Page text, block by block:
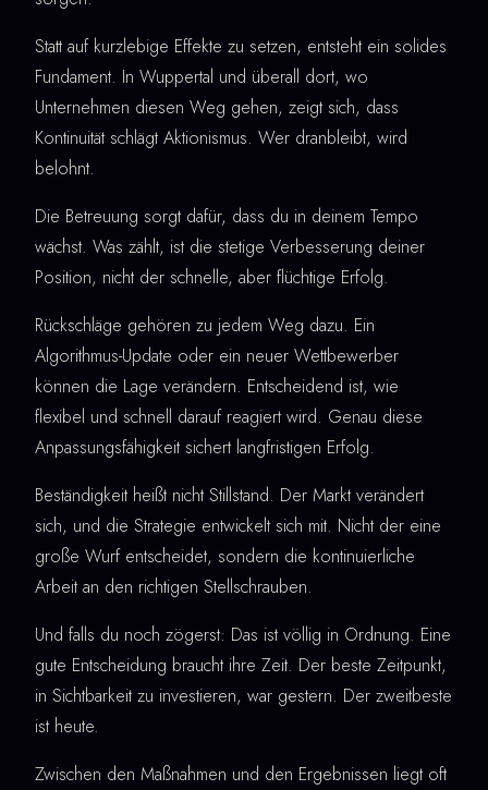
Statt auf kurzlebige Effekte zu setzen, entsteht ein solides
Fundament. In Wuppertal und überall dort, wo
Unternehmen diesen Weg gehen, zeigt sich, dass
Kontinuität schlägt Aktionismus. Wer dranbleibt, wird
belohnt.
Die Betreuung sorgt dafür, dass du in deinem Tempo
wächst. Was zählt, ist die stetige Verbesserung deiner
Position, nicht der schnelle, aber flüchtige Erfolg.
Rückschläge gehören zu jedem Weg dazu. Ein
Algorithmus-Update oder ein neuer Wettbewerber
können die Lage verändern. Entscheidend ist, wie
flexibel und schnell darauf reagiert wird. Genau diese
Anpassungsfähigkeit sichert langfristigen Erfolg.
Beständigkeit heißt nicht Stillstand. Der Markt verändert
sich, und die Strategie entwickelt sich mit. Nicht der eine
große Wurf entscheidet, sondern die kontinuierliche
Arbeit an den richtigen Stellschrauben.
Und falls du noch zögerst: Das ist völlig in Ordnung. Eine
gute Entscheidung braucht ihre Zeit. Der beste Zeitpunkt,
in Sichtbarkeit zu investieren, war gestern. Der zweitbeste
ist heute.
Zwischen den Maßnahmen und den Ergebnissen liegt oft